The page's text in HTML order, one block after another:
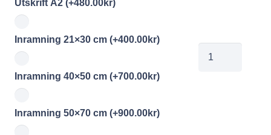
Utskrift A2 (+480.00kr)
Inramning 21×30 cm (+400.00kr)
Inramning 40×50 cm (+700.00kr)
Inramning 50×70 cm (+900.00kr)